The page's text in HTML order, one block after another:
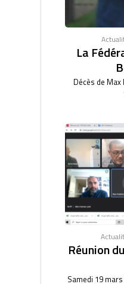
La
Décès de
Réunion
Samedi 19